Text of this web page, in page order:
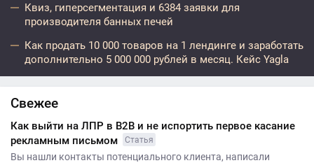
Квиз, гиперсегментация и 6384 заявки для
производителя банных печей
Как продать 10 000 товаров на 1 лендинге и заработать
дополнительно 5 000 000 рублей в месяц. Кейс Yagla
Свежее
Как выйти на ЛПР в B2B и не испортить первое касание
рекламным письмом
Статья
Вы нашли контакты потенциального клиента, написали